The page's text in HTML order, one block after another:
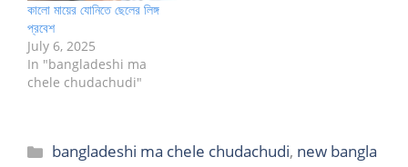
কালো মায়ের যোনিতে ছেলের লিঙ্গ
প্রবেশ
July 6, 2025
In "bangladeshi ma
chele chudachudi"
Categories
bangladeshi ma chele chudachudi, new bangla